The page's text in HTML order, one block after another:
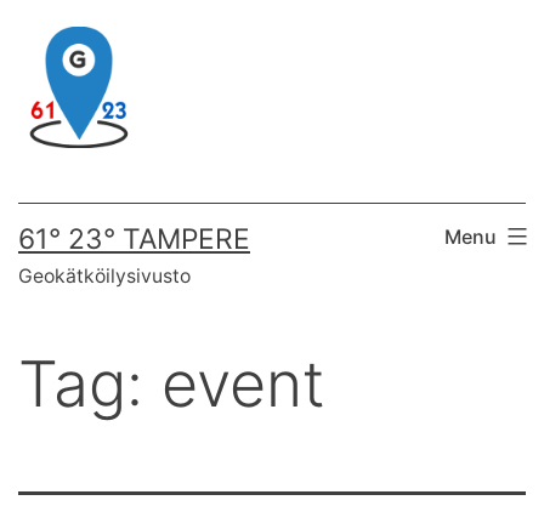
content
61° 23° TAMPERE
Geokätköilysivusto
Menu
Tag: event